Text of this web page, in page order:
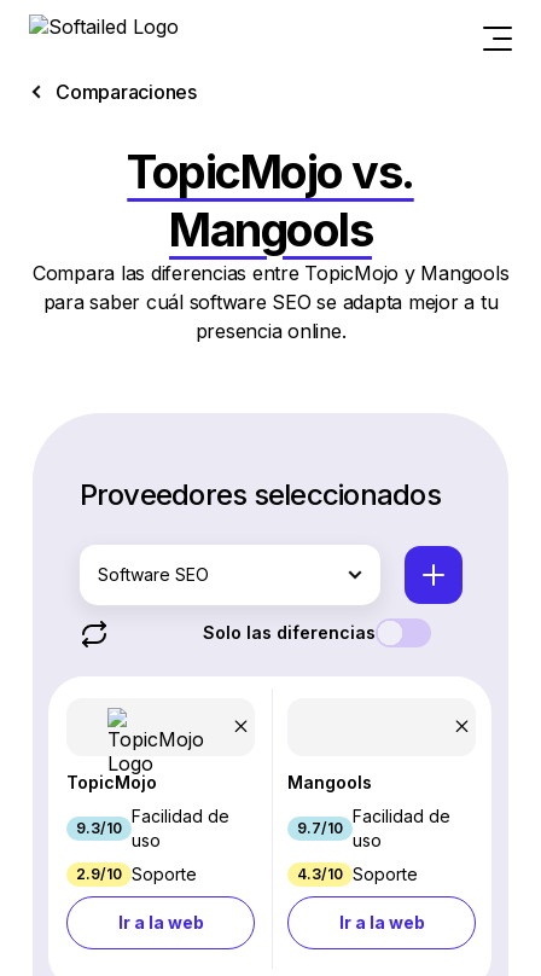
Comparaciones
TopicMojo vs.
Mangools
Compara las diferencias entre TopicMojo y Mangools
para saber cuál software SEO se adapta mejor a tu
presencia online.
Proveedores seleccionados
Software SEO
Solo las diferencias
TopicMojo
9.3/10
Facilidad de
uso
2.9/10 Soporte
Ir a la web
Mangools
9.7/10
Facilidad de
uso
4.3/10 Soporte
Ir a la web